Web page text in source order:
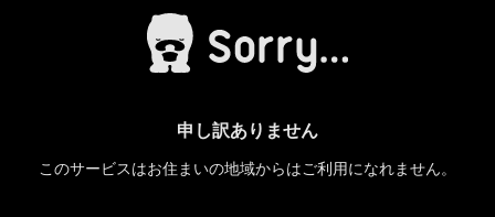
申し訳ありません
このサービスはお住まいの地域からはご利用になれません。